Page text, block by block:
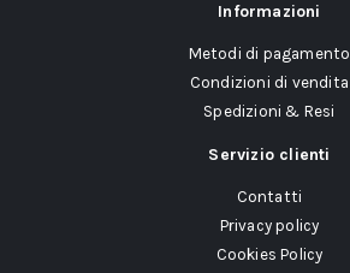
Informazioni
Metodi di pagamento
Condizioni di vendita
Spedizioni & Resi
Servizio clienti
Contatti
Privacy policy
Cookies Policy